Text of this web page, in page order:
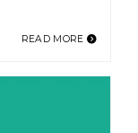
READ MORE